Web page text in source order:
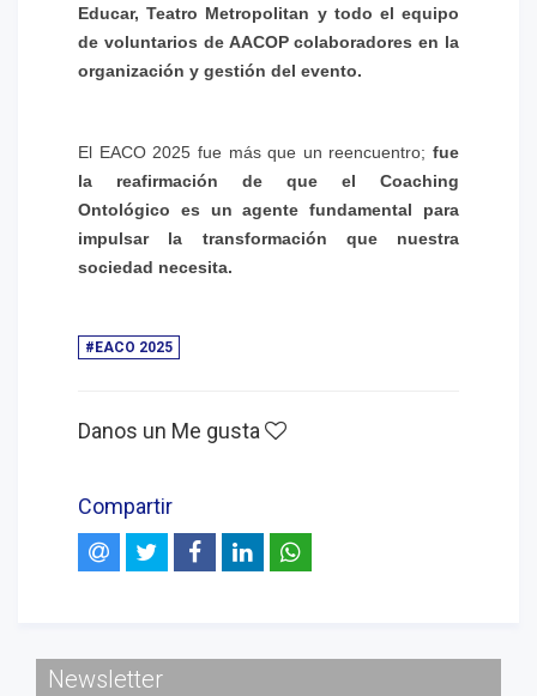
Educar, Teatro Metropolitan y todo el equipo
de voluntarios de AACOP colaboradores en la
organización y gestión del evento.
El EACO 2025 fue más que un reencuentro; fue
la reafirmación de que el Coaching
Ontológico es un agente fundamental para
impulsar la transformación que nuestra
sociedad necesita.
#EACO 2025
Danos un Me gusta
Compartir
Newsletter